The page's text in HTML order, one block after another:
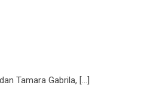
Tamara Gabrila, […]